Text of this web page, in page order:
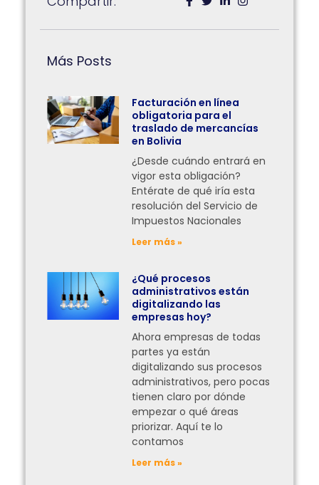
Más Posts
Facturación en línea
obligatoria para el
traslado de mercancías
en Bolivia
¿Desde cuándo entrará en
vigor esta obligación?
Entérate de qué iría esta
resolución del Servicio de
Impuestos Nacionales
Leer más »
¿Qué procesos
administrativos están
digitalizando las
empresas hoy?
Ahora empresas de todas
partes ya están
digitalizando sus procesos
administrativos, pero pocas
tienen claro por dónde
empezar o qué áreas
priorizar. Aquí te lo
contamos
Leer más »